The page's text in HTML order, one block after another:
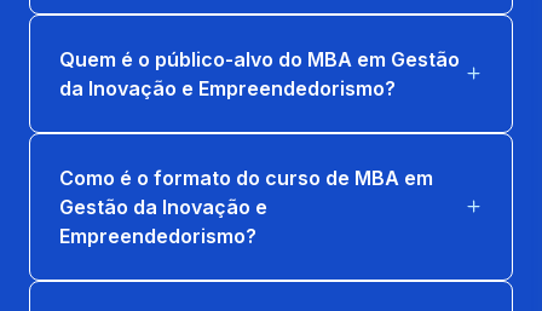
Quem é o público-alvo do MBA em Gestão
da Inovação e Empreendedorismo?
Como é o formato do curso de MBA em
Gestão da Inovação e
Empreendedorismo?